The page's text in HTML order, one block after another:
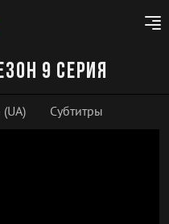
9 серия
Субтитры